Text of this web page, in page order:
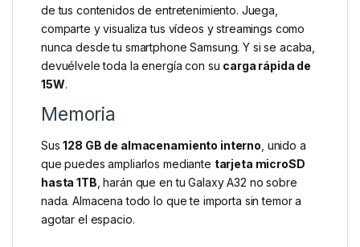
de tus contenidos de entretenimiento. Juega,
comparte y visualiza tus vídeos y streamings como
nunca desde tu smartphone Samsung. Y si se acaba,
devuélvele toda la energía con su carga rápida de
15W.
Memoria
Sus128 GB de almacenamiento interno , unido a
que puedes ampliarlos mediante tarjeta microSD
hasta 1TB , harán que en tu Galaxy A32 no sobre
nada. Almacena todo lo que te importa sin temor a
agotar el espacio.